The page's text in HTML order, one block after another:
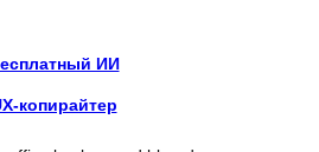
ИИ
копирайтер